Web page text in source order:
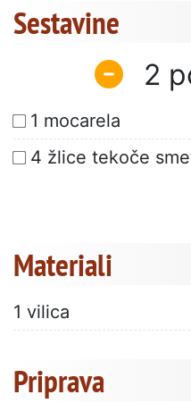
Sestavine
2
1 mocarela
4 žlice tekoče
Materiali
1 vilica
Priprava